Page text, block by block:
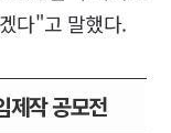
다"고 말했다.
제작 공모전